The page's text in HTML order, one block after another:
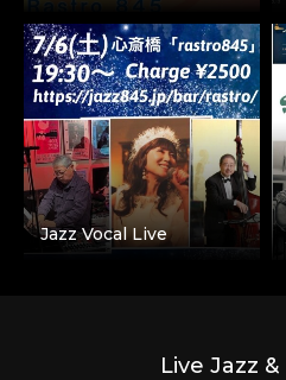
Jazz Vocal Live
Live Jazz